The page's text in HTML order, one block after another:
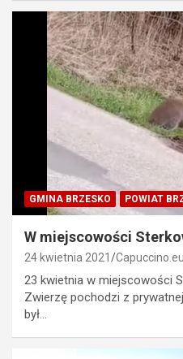
GMINA BRZESKO POWIAT
W miejscowości
24 kwietnia 2021 Capuccino.eu
23 kwietnia w miejscowości
Zwierzę pochodzi z
był…